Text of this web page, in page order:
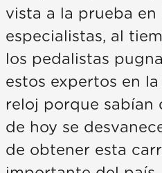
vista a la prueba en
especialistas, al
los pedalistas
estos expertos en
reloj porque sabían
de hoy se
de obtener esta